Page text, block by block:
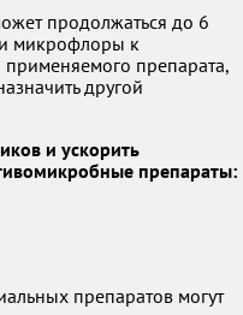
продолжаться до 6
микрофлоры к
препарата,
другой
и ускорить
препараты:
препаратов могут